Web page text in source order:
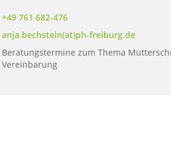
+49 761 682-476
anja.bechstein(at)ph-freiburg.de
Beratungstermine zum Thema
Vereinbarung